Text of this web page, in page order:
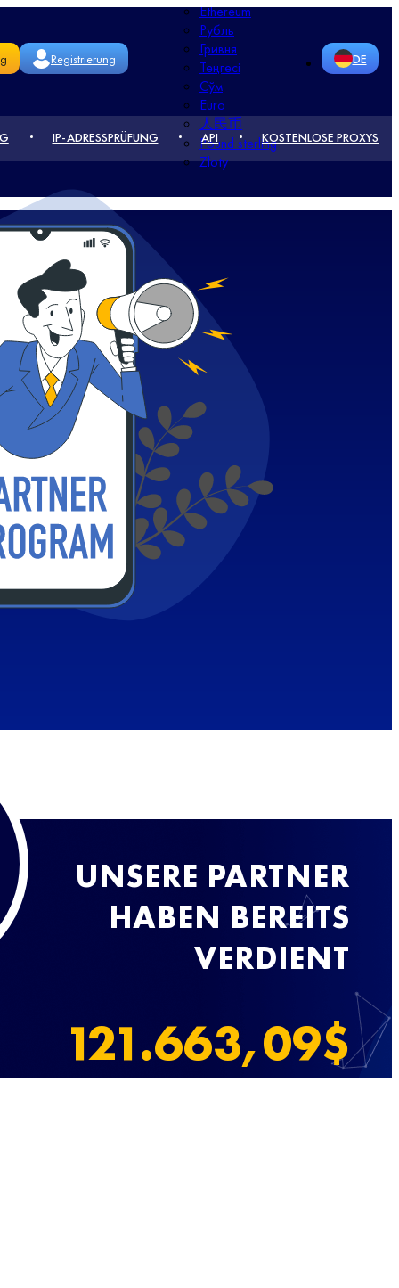
Registrierung
Ethereum
Рубль
Гривня
Теңгесі
Сўм
Euro
人民币
Pound sterling
Złoty
DE
PT UA
IP-ADRESSPRÜFUNG API KOSTENLOSE PROXYS
UNSERE PARTNER
HABEN BEREITS
VERDIENT
151.519,06$